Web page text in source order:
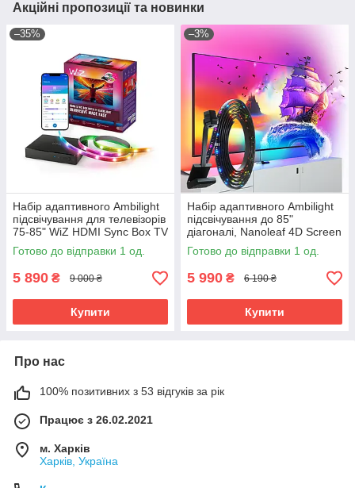
Акційні пропозиції та новинки
–35%
Набір адаптивного Ambilight
підсвічування для телевізорів
75-85" WiZ HDMI Sync Box TV
Backlight
Готово до відправки 1 од.
5 890 ₴ 9 000 ₴
Купити
–3%
Набір адаптивного Ambilight
підсвічування до 85"
діагоналі, Nanoleaf 4D Screen
Mirror + Lightstrip Kit
Готово до відправки 1 од.
5 990 ₴ 6 190 ₴
Купити
Про нас
100% позитивних з 53 відгуків за рік
Працює з 26.02.2021
м. Харків
Харків, Україна